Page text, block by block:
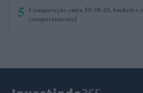
5 Comparação entre 50-30-20, buckets e
comportamental